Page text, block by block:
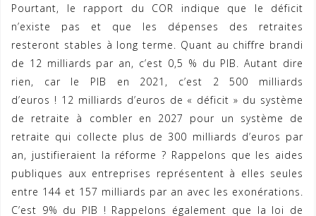
Pourtant,
le rapport du COR indique que le déficit
n’existe pas et que les dépenses des retraites
resteront stables à long terme. Quant au chiffre brandi
de 12 milliards par an, c’est 0,5 % du PIB. Autant dire
rien, car le PIB en 2021, c’est 2 500 milliards
d’euros ! 12 milliards d’euros de « déficit » du système
de retraite à combler en 2027 pour un système de
retraite qui collecte plus de 300 milliards d’euros par
an, justifieraient la réforme ? Rappelons que les aides
publiques aux entreprises représentent à elles seules
entre 144 et 157 milliards par an avec les exonérations.
C’est 9% du PIB ! Rappelons également que la loi de